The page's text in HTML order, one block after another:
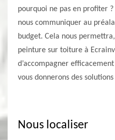
pourquoi ne pas en profiter
nous communiquer au
budget. Cela nous
peinture sur toiture à
d’accompagner
vous donnerons des
Nous localiser